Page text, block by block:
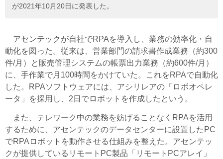
が2021年10月20日に発表した。
アセンテックが自社でRPAを導入し、業務の効率化・自
動化を図った。従来は、営業部門の請求書作成業務（約300
件/月）と販売管理システムの帳票出力業務（約600件/月）
に、手作業で月100時間をかけていた。これをRPAで自動化
した。RPAソフトウェアには、アシリレアの「ロボオペレ
ータ」を採用し、2日でロボットを作成したという。
また、テレワーク中の業務を妨げることなくRPAを活用
するために、アセンテックのデータセンターに設置したPC
でRPAロボットを動作させる仕組みを整えた。アセンテッ
クが提供しているリモートPC製品「リモートPCアレイ」